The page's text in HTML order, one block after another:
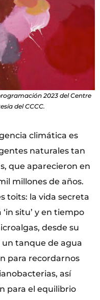
2023 del Centre
del CCCC.
climática es
naturales tan
que aparecieron en
millones de años.
toits: la vida secreta
situ’ y en tiempo
desde su
un tanque de agua
para recordarnos
así
para el equilibrio